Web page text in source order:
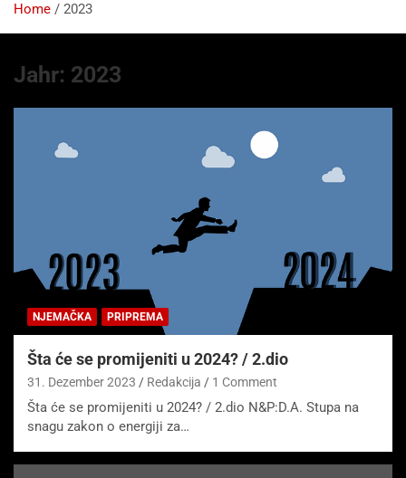
Home 2023
Jahr: 2023
NJEMAČKA PRIPREMA
Šta će se promijeniti u 2024? / 2.dio
31. Dezember 2023 Redakcija 1 Comment
Šta će se promijeniti u 2024? / 2.dio N&P:D.A. Stupa na
snagu zakon o energiji za…